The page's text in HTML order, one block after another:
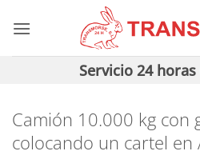
Servicio 24 horas
Camión 10.000 kg con
colocando un cartel en